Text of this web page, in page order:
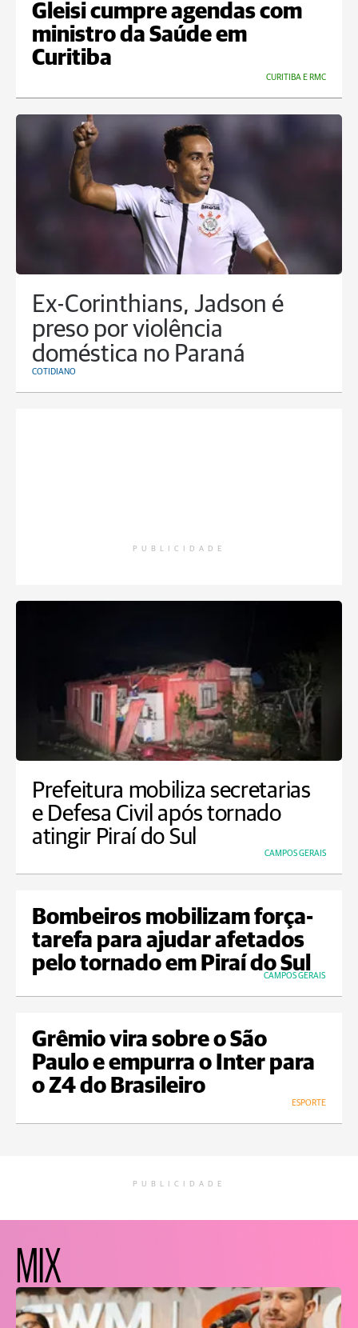
Gleisi cumpre agendas com
ministro da Saúde em
Curitiba
CURITIBA E RMC
Ex-Corinthians, Jadson é
preso por violência
doméstica no Paraná
COTIDIANO
PUBLICIDADE
Prefeitura mobiliza secretarias
e Defesa Civil após tornado
atingir Piraí do Sul
CAMPOS GERAIS
Bombeiros mobilizam força-
tarefa para ajudar afetados
pelo tornado em Piraí do Sul
CAMPOS GERAIS
Grêmio vira sobre o São
Paulo e empurra o Inter para
o Z4 do Brasileiro
ESPORTE
PUBLICIDADE
MIX